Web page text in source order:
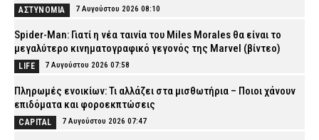
ΑΣΤΥΝΟΜΙΑ 7 Αυγούστου 2026 08:10
Spider-Man: Γιατί η νέα ταινία του Miles Morales θα είναι το
μεγαλύτερο κινηματογραφικό γεγονός της Marvel (βίντεο)
LIFE 7 Αυγούστου 2026 07:58
Πληρωμές ενοικίων: Τι αλλάζει στα μισθωτήρια – Ποιοι χάνουν
επιδόματα και φοροεκπτώσεις
CAPITAL 7 Αυγούστου 2026 07:47